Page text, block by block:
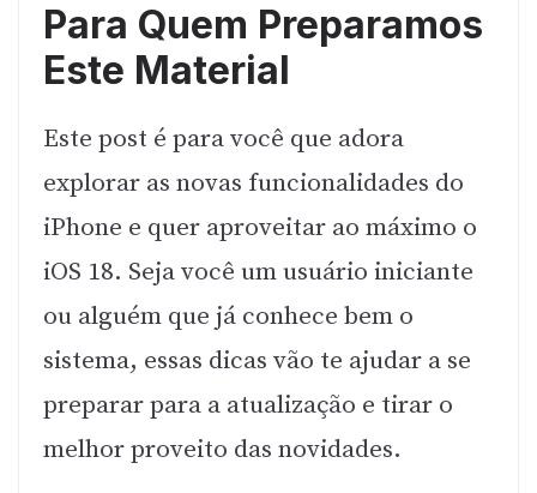
Para Quem Preparamos
Este Material
Este post é para você que adora
explorar as novas funcionalidades do
iPhone e quer aproveitar ao máximo o
iOS 18. Seja você um usuário iniciante
ou alguém que já conhece bem o
sistema, essas dicas vão te ajudar a se
preparar para a atualização e tirar o
melhor proveito das novidades.